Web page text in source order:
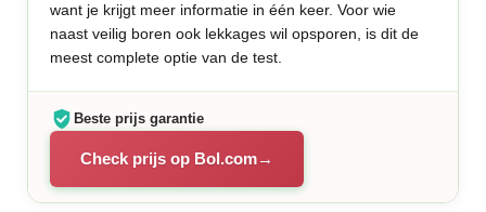
want je krijgt meer informatie in één keer. Voor wie
naast veilig boren ook lekkages wil opsporen, is dit de
meest complete optie van de test.
Beste prijs garantie
Check prijs op Bol.com